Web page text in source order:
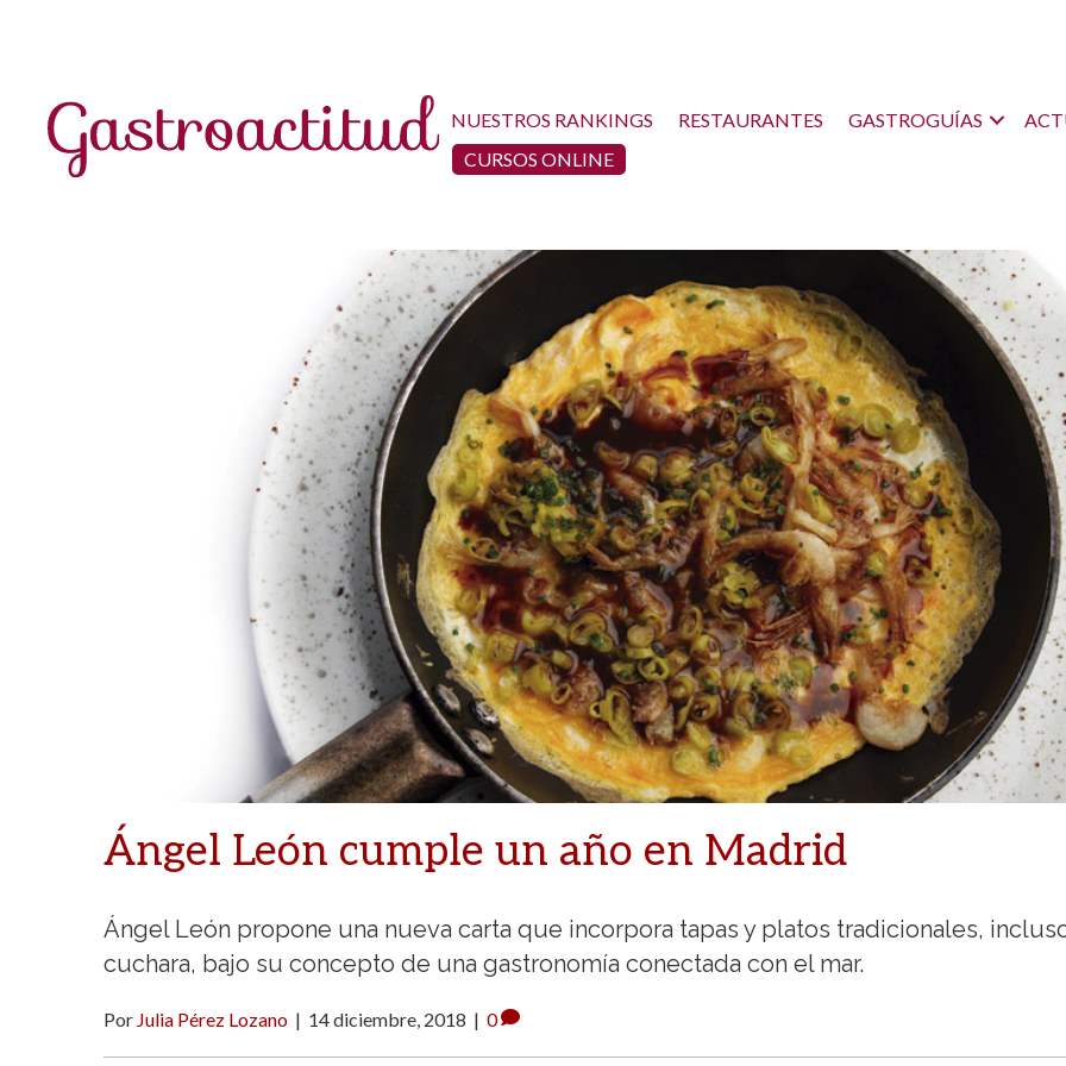
NUESTROS RANKINGS RESTAURANTES GASTROGUÍAS
CURSOS ONLINE
Ángel León cumple un año en Madrid
Ángel León propone una nueva carta que incorpora tapas y platos tradicionales,
cuchara, bajo su concepto de una gastronomía conectada con el mar.
Por Julia Pérez Lozano | 14 diciembre, 2018 | 0